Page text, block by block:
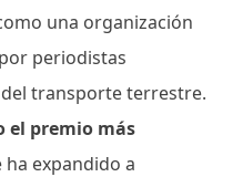
una organización
periodistas
transporte terrestre.
el premio más
ha expandido a